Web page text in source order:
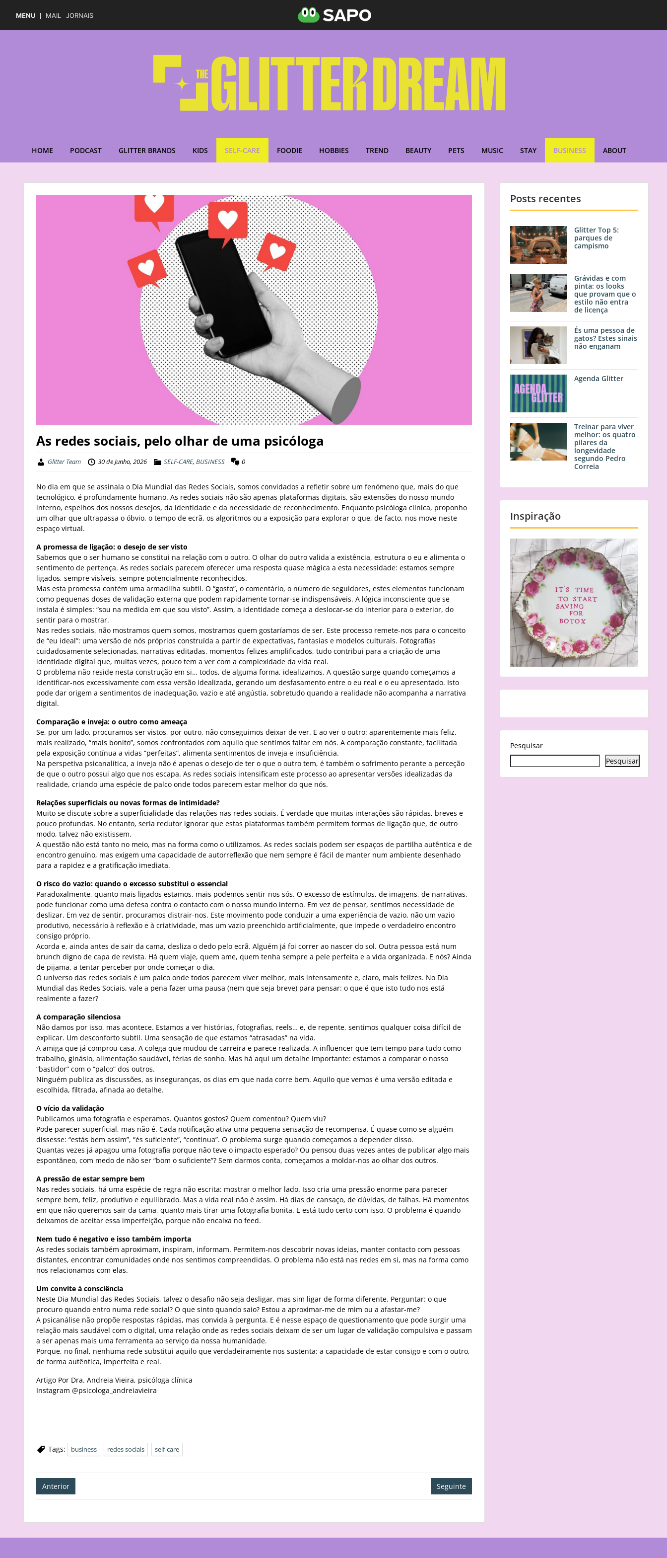
MENU MAIL JORNAIS
HOME PODCAST GLITTER BRANDS KIDS SELF-CARE FOODIE HOBBIES TREND BEAUTY PETS MUSIC STAY BUSINESS ABOUT
As redes sociais, pelo olhar de uma psicóloga
Glitter Team 30 de Junho, 2026 SELF-CARE, BUSINESS 0
No dia em que se assinala o Dia Mundial das Redes Sociais, somos convidados a refletir sobre um fenómeno que, mais do que
tecnológico, é profundamente humano. As redes sociais não são apenas plataformas digitais, são extensões do nosso mundo
interno, espelhos dos nossos desejos, da identidade e da necessidade de reconhecimento. Enquanto psicóloga clínica, proponho
um olhar que ultrapassa o óbvio, o tempo de ecrã, os algoritmos ou a exposição para explorar o que, de facto, nos move neste
espaço virtual.
A promessa de ligação: o desejo de ser visto
Sabemos que o ser humano se constitui na relação com o outro. O olhar do outro valida a existência, estrutura o eu e alimenta o
sentimento de pertença. As redes sociais parecem oferecer uma resposta quase mágica a esta necessidade: estamos sempre
ligados, sempre visíveis, sempre potencialmente reconhecidos.
Mas esta promessa contém uma armadilha subtil. O “gosto”, o comentário, o número de seguidores, estes elementos funcionam
como pequenas doses de validação externa que podem rapidamente tornar-se indispensáveis. A lógica inconsciente que se
instala é simples: “sou na medida em que sou visto”. Assim, a identidade começa a deslocar-se do interior para o exterior, do
sentir para o mostrar.
Nas redes sociais, não mostramos quem somos, mostramos quem gostaríamos de ser. Este processo remete-nos para o conceito
de “eu ideal”: uma versão de nós próprios construída a partir de expectativas, fantasias e modelos culturais. Fotografias
cuidadosamente selecionadas, narrativas editadas, momentos felizes amplificados, tudo contribui para a criação de uma
identidade digital que, muitas vezes, pouco tem a ver com a complexidade da vida real.
O problema não reside nesta construção em si… todos, de alguma forma, idealizamos. A questão surge quando começamos a
identificar-nos excessivamente com essa versão idealizada, gerando um desfasamento entre o eu real e o eu apresentado. Isto
pode dar origem a sentimentos de inadequação, vazio e até angústia, sobretudo quando a realidade não acompanha a narrativa
digital.
Comparação e inveja: o outro como ameaça
Se, por um lado, procuramos ser vistos, por outro, não conseguimos deixar de ver. E ao ver o outro: aparentemente mais feliz,
mais realizado, “mais bonito”, somos confrontados com aquilo que sentimos faltar em nós. A comparação constante, facilitada
pela exposição contínua a vidas “perfeitas”, alimenta sentimentos de inveja e insuficiência.
Na perspetiva psicanalítica, a inveja não é apenas o desejo de ter o que o outro tem, é também o sofrimento perante a perceção
de que o outro possui algo que nos escapa. As redes sociais intensificam este processo ao apresentar versões idealizadas da
realidade, criando uma espécie de palco onde todos parecem estar melhor do que nós.
Relações superficiais ou novas formas de intimidade?
Muito se discute sobre a superficialidade das relações nas redes sociais. É verdade que muitas interações são rápidas, breves e
pouco profundas. No entanto, seria redutor ignorar que estas plataformas também permitem formas de ligação que, de outro
modo, talvez não existissem.
A questão não está tanto no meio, mas na forma como o utilizamos. As redes sociais podem ser espaços de partilha autêntica e de
encontro genuíno, mas exigem uma capacidade de autorreflexão que nem sempre é fácil de manter num ambiente desenhado
para a rapidez e a gratificação imediata.
O risco do vazio: quando o excesso substitui o essencial
Paradoxalmente, quanto mais ligados estamos, mais podemos sentir-nos sós. O excesso de estímulos, de imagens, de narrativas,
pode funcionar como uma defesa contra o contacto com o nosso mundo interno. Em vez de pensar, sentimos necessidade de
deslizar. Em vez de sentir, procuramos distrair-nos. Este movimento pode conduzir a uma experiência de vazio, não um vazio
produtivo, necessário à reflexão e à criatividade, mas um vazio preenchido artificialmente, que impede o verdadeiro encontro
consigo próprio.
Acorda e, ainda antes de sair da cama, desliza o dedo pelo ecrã. Alguém já foi correr ao nascer do sol. Outra pessoa está num
brunch digno de capa de revista. Há quem viaje, quem ame, quem tenha sempre a pele perfeita e a vida organizada. E nós? Ainda
de pijama, a tentar perceber por onde começar o dia.
O universo das redes sociais é um palco onde todos parecem viver melhor, mais intensamente e, claro, mais felizes. No Dia
Mundial das Redes Sociais, vale a pena fazer uma pausa (nem que seja breve) para pensar: o que é que isto tudo nos está
realmente a fazer?
A comparação silenciosa
Não damos por isso, mas acontece. Estamos a ver histórias, fotografias, reels… e, de repente, sentimos qualquer coisa difícil de
explicar. Um desconforto subtil. Uma sensação de que estamos “atrasadas” na vida.
A amiga que já comprou casa. A colega que mudou de carreira e parece realizada. A influencer que tem tempo para tudo como
trabalho, ginásio, alimentação saudável, férias de sonho. Mas há aqui um detalhe importante: estamos a comparar o nosso
“bastidor” com o “palco” dos outros.
Ninguém publica as discussões, as inseguranças, os dias em que nada corre bem. Aquilo que vemos é uma versão editada e
escolhida, filtrada, afinada ao detalhe.
O vício da validação
Publicamos uma fotografia e esperamos. Quantos gostos? Quem comentou? Quem viu?
Pode parecer superficial, mas não é. Cada notificação ativa uma pequena sensação de recompensa. É quase como se alguém
dissesse: “estás bem assim”, “és suficiente”, “continua”. O problema surge quando começamos a depender disso.
Quantas vezes já apagou uma fotografia porque não teve o impacto esperado? Ou pensou duas vezes antes de publicar algo mais
espontâneo, com medo de não ser “bom o suficiente”? Sem darmos conta, começamos a moldar-nos ao olhar dos outros.
A pressão de estar sempre bem
Nas redes sociais, há uma espécie de regra não escrita: mostrar o melhor lado. Isso cria uma pressão enorme para parecer
sempre bem, feliz, produtivo e equilibrado. Mas a vida real não é assim. Há dias de cansaço, de dúvidas, de falhas. Há momentos
em que não queremos sair da cama, quanto mais tirar uma fotografia bonita. E está tudo certo com isso. O problema é quando
deixamos de aceitar essa imperfeição, porque não encaixa no feed.
Nem tudo é negativo e isso também importa
As redes sociais também aproximam, inspiram, informam. Permitem-nos descobrir novas ideias, manter contacto com pessoas
distantes, encontrar comunidades onde nos sentimos compreendidas. O problema não está nas redes em si, mas na forma como
nos relacionamos com elas.
Um convite à consciência
Neste Dia Mundial das Redes Sociais, talvez o desafio não seja desligar, mas sim ligar de forma diferente. Perguntar: o que
procuro quando entro numa rede social? O que sinto quando saio? Estou a aproximar-me de mim ou a afastar-me?
A psicanálise não propõe respostas rápidas, mas convida à pergunta. E é nesse espaço de questionamento que pode surgir uma
relação mais saudável com o digital, uma relação onde as redes sociais deixam de ser um lugar de validação compulsiva e passam
a ser apenas mais uma ferramenta ao serviço da nossa humanidade.
Porque, no final, nenhuma rede substitui aquilo que verdadeiramente nos sustenta: a capacidade de estar consigo e com o outro,
de forma autêntica, imperfeita e real.
Artigo Por Dra. Andreia Vieira, psicóloga clínica
Instagram @psicologa_andreiavieira
Tags: business redes sociais self-care
Navegação
de
Anterior Seguinte
Posts recentes
Glitter Top 5:
parques de
campismo
Grávidas e com
pinta: os looks
que provam que o
estilo não entra
de licença
És uma pessoa de
gatos? Estes sinais
não enganam
Agenda Glitter
Treinar para viver
melhor: os quatro
pilares da
longevidade
segundo Pedro
Correia
Inspiração
Pesquisar
Pesquisar